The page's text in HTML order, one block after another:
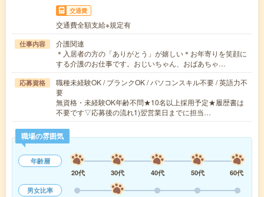
交通費
交通費全額支給※規定有
仕事内容
介護関連
＊入居者の方の「ありがとう」が嬉しい＊お年寄りを笑顔に
する介護のお仕事です。おじいちゃん、おばあちゃ…
応募資格
職種未経験OK / ブランクOK / パソコンスキル不要 / 英語力不
要
無資格・未経験OK年齢不問★10名以上採用予定★履歴書は
不要です▽応募後の流れ1)翌営業日までに担当…
職場の雰囲気
年齢層
20代
30代 40代 50代
60代
男女比率